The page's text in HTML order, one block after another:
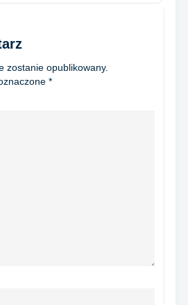
zostanie opublikowany.
*